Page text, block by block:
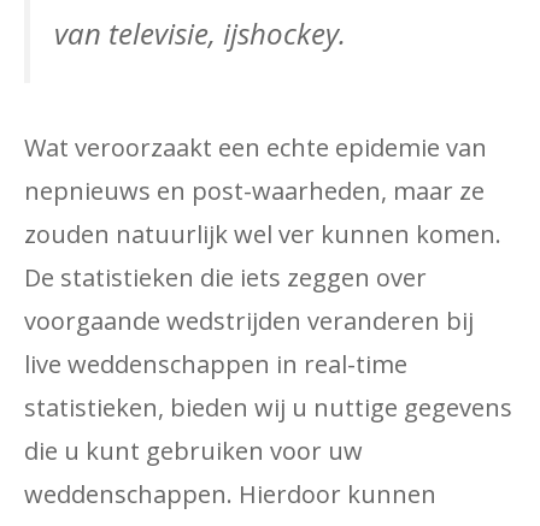
van televisie, ijshockey.
Wat veroorzaakt een echte epidemie van
nepnieuws en post-waarheden, maar ze
zouden natuurlijk wel ver kunnen komen.
De statistieken die iets zeggen over
voorgaande wedstrijden veranderen bij
live weddenschappen in real-time
statistieken, bieden wij u nuttige gegevens
die u kunt gebruiken voor uw
weddenschappen. Hierdoor kunnen